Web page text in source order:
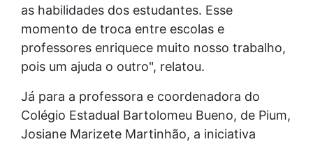
as habilidades dos estudantes. Esse
momento de troca entre escolas e
professores enriquece muito nosso trabalho,
pois um ajuda o outro", relatou.
Já para a professora e coordenadora do
Colégio Estadual Bartolomeu Bueno, de Pium,
Josiane Marizete Martinhão, a iniciativa